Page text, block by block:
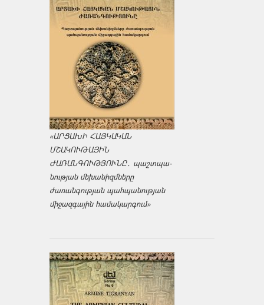
«ԱՐՑԱԽԻ ՀԱՅԿԱԿԱՆ
ՄՇԱԿՈՒԹԱՅԻՆ
ԺԱՌԱՆԳՈՒԹՅՈՒՆԸ․ պաշտպա­
նության մեխանիզմները
ժառանգության պահպանության
միջազ­գային համակարգում»